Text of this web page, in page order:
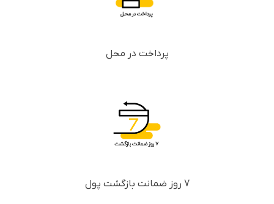
پرداخت در محل
7 روز ضمانت بازگشت پول